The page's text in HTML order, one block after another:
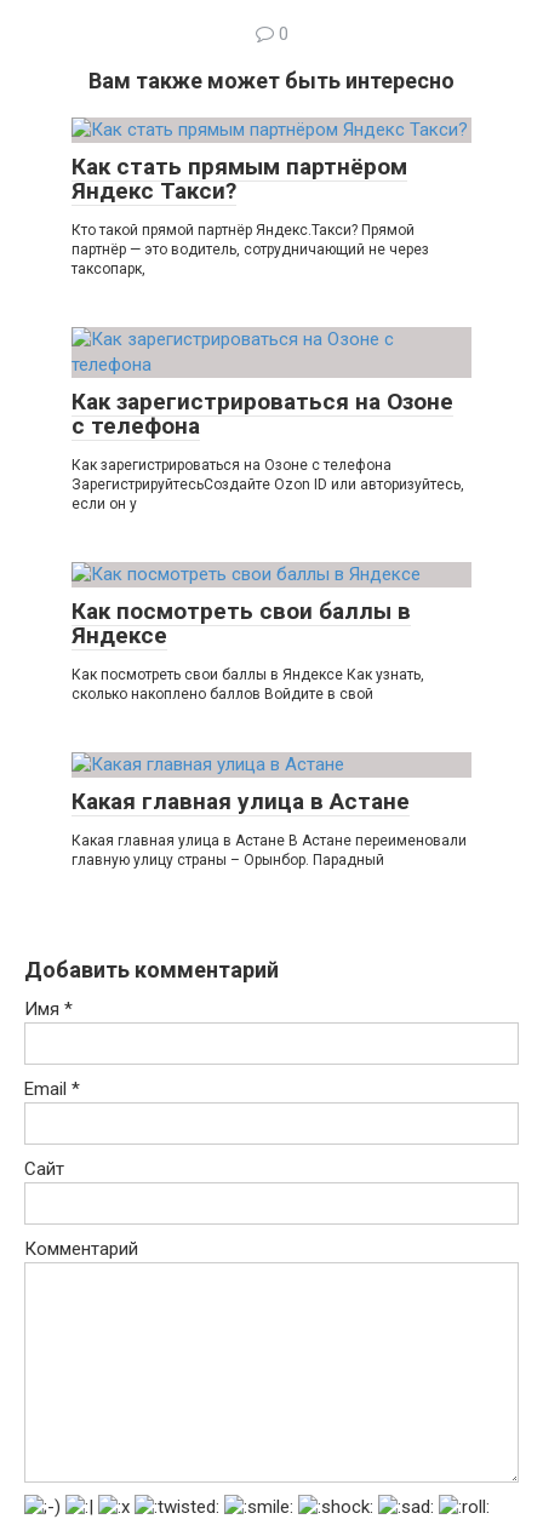
0
Вам также может быть интересно
Как стать прямым партнёром
Яндекс Такси?
Кто такой прямой партнёр Яндекс.Такси? Прямой
партнёр — это водитель, сотрудничающий не через
таксопарк,
Как зарегистрироваться на Озоне
с телефона
Как зарегистрироваться на Озоне с телефона
ЗарегистрируйтесьСоздайте Ozon ID или авторизуйтесь,
если он у
Как посмотреть свои баллы в
Яндексе
Как посмотреть свои баллы в Яндексе Как узнать,
сколько накоплено баллов Войдите в свой
Какая главная улица в Астане
Какая главная улица в Астане В Астане переименовали
главную улицу страны – Орынбор. Парадный
Добавить комментарий
Имя *
Email *
Сайт
Комментарий